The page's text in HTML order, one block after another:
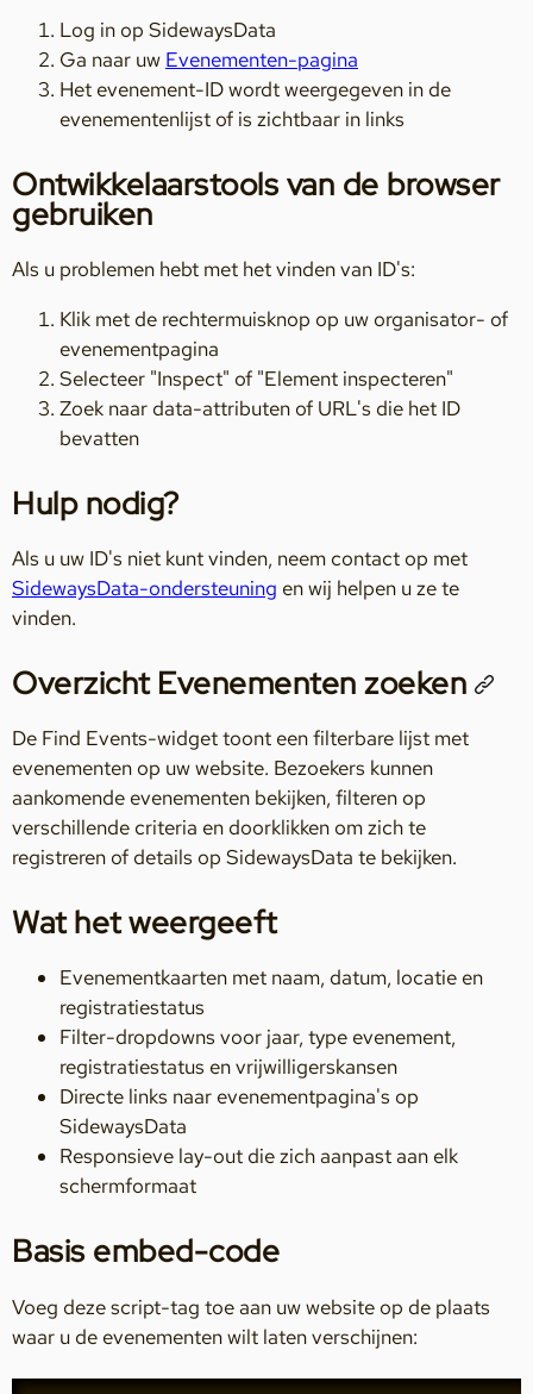
Log in op SidewaysData
Ga naar uw Evenementen-pagina
Het evenement-ID wordt weergegeven in de
evenementenlijst of is zichtbaar in links
Ontwikkelaarstools van de browser
gebruiken
Als u problemen hebt met het vinden van ID's:
Klik met de rechtermuisknop op uw organisator- of
evenementpagina
Selecteer "Inspect" of "Element inspecteren"
Zoek naar data-attributen of URL's die het ID
bevatten
Hulp nodig?
Als u uw ID's niet kunt vinden, neem contact op met
SidewaysData-ondersteuning en wij helpen u ze te
vinden.
Overzicht Evenementen zoeken
De Find Events-widget toont een filterbare lijst met
evenementen op uw website. Bezoekers kunnen
aankomende evenementen bekijken, filteren op
verschillende criteria en doorklikken om zich te
registreren of details op SidewaysData te bekijken.
Wat het weergeeft
Evenementkaarten met naam, datum, locatie en
registratiestatus
Filter-dropdowns voor jaar, type evenement,
registratiestatus en vrijwilligerskansen
Directe links naar evenementpagina's op
SidewaysData
Responsieve lay-out die zich aanpast aan elk
schermformaat
Basis embed-code
Voeg deze script-tag toe aan uw website op de plaats
waar u de evenementen wilt laten verschijnen: